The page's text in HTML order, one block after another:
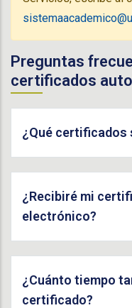
Preguntas
certificados
¿Qué certificados
¿Recibiré mi
electrónico?
¿Cuánto tiempo
certificado?